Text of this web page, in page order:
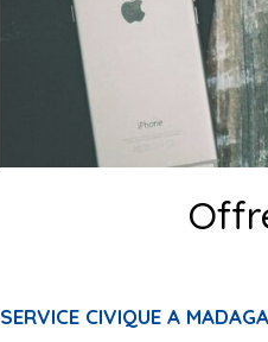
SERVICE CIVIQUE A